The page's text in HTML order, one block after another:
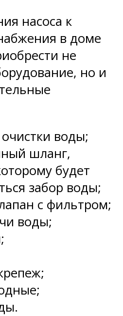
насоса к
в доме
не
но и
воды;
шланг,
будет
забор воды;
с фильтром;
воды;